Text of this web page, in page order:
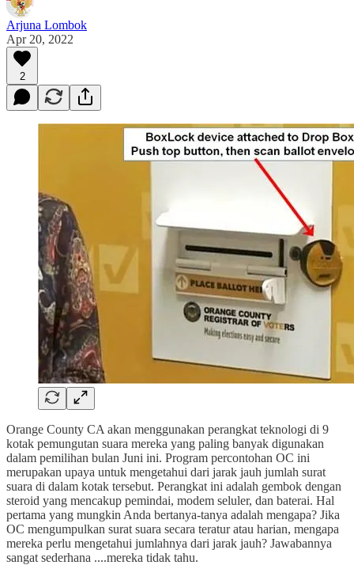
Arjuna Lombok
Apr 20, 2022
2
Orange County CA akan menggunakan perangkat teknologi di 9
kotak pemungutan suara mereka yang paling banyak digunakan
dalam pemilihan bulan Juni ini. Program percontohan OC ini
merupakan upaya untuk mengetahui dari jarak jauh jumlah surat
suara di dalam kotak tersebut. Perangkat ini adalah gembok dengan
steroid yang mencakup pemindai, modem seluler, dan baterai. Hal
pertama yang mungkin Anda bertanya-tanya adalah mengapa? Jika
OC mengumpulkan surat suara secara teratur atau harian, mengapa
mereka perlu mengetahui jumlahnya dari jarak jauh? Jawabannya
sangat sederhana ....mereka tidak tahu.